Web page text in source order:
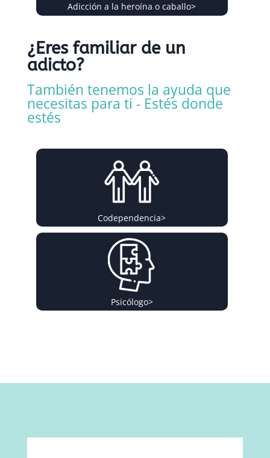
Adicción a la heroína o caballo>
¿Eres familiar de un
adicto?
También tenemos la ayuda que
necesitas para ti - Estés donde
estés
Codependencia>
Psicólogo>